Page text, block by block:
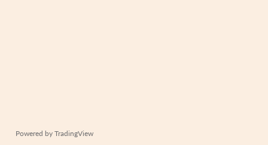
Powered by TradingView